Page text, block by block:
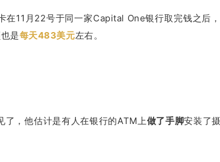
在11月22号于同一家Capital One银行取完钱之后
是每天483美元左右。
了，他估计是有人在银行的ATM上做了手脚安装了